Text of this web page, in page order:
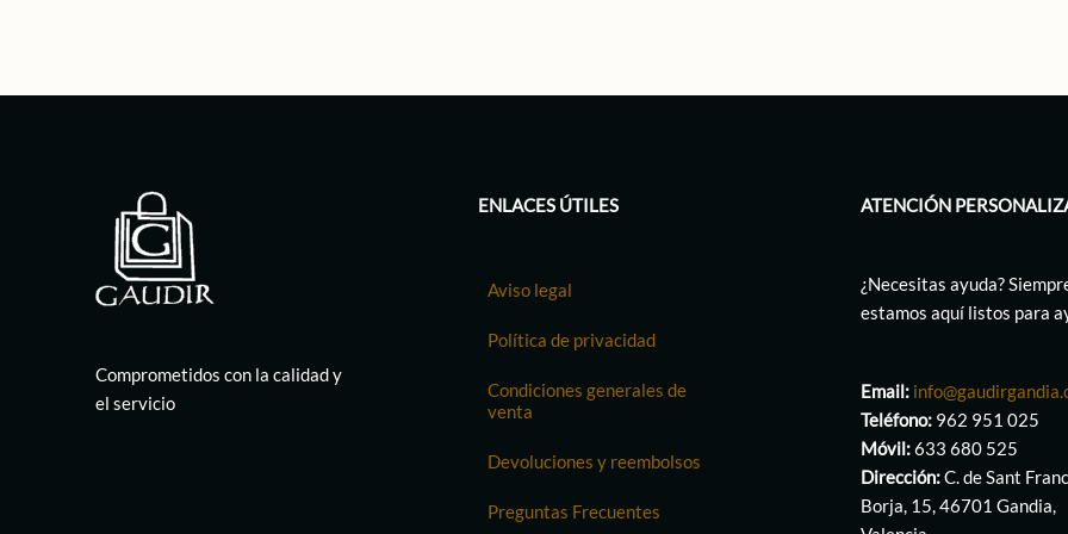
Comprometidos con la calidad y
el servicio
ENLACES ÚTILES
Aviso legal
Política de privacidad
Condiciones generales de
venta
Devoluciones y reembolsos
Preguntas Frecuentes
ATENCIÓN
¿Necesitas ayuda?
estamos aquí listos para
Email:
Teléfono: 962 951 025
Móvil:633 680 525
Dirección:C. de Sant
Borja, 15, 46701 Gandia,